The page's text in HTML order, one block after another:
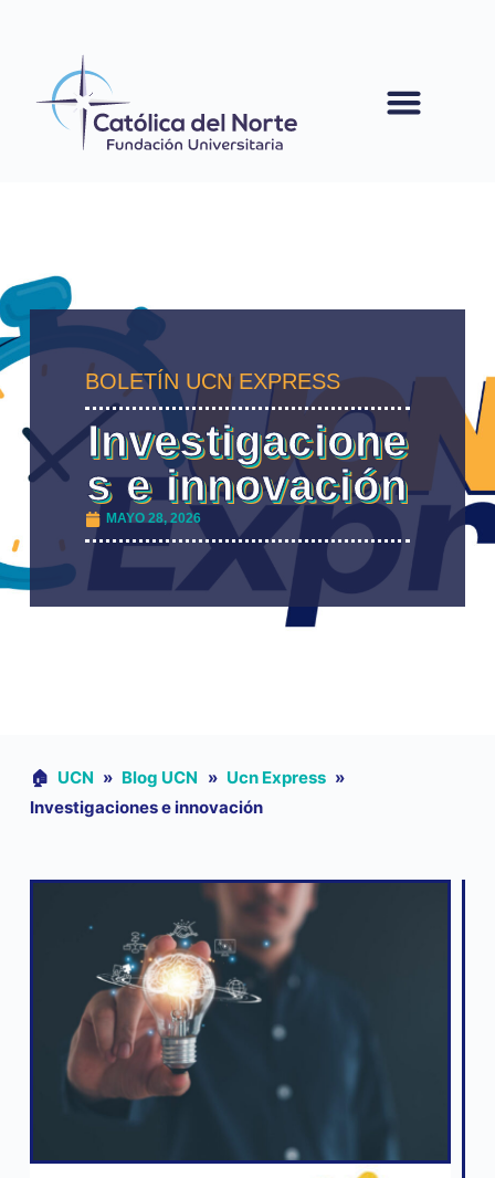
BOLETÍN UCN EXPRESS
Investigacione
s e innovación
MAYO 28, 2026
🏠︎ UCN » Blog UCN » Ucn Express »
Investigaciones e innovación